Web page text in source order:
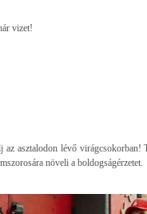
vizet!
asztalodon lévő virágcsokorban!
növeli a boldogságérzetet.